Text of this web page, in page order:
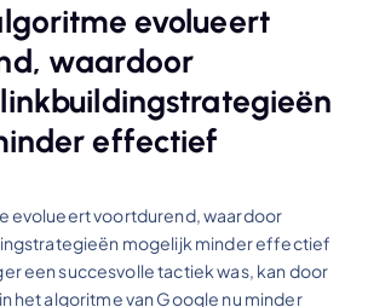
evolueert
waardoor
effectief
evolueert voortdurend, waardoor
mogelijk minder effectief
een succesvolle tactiek was, kan door
het algoritme van Google nu minder